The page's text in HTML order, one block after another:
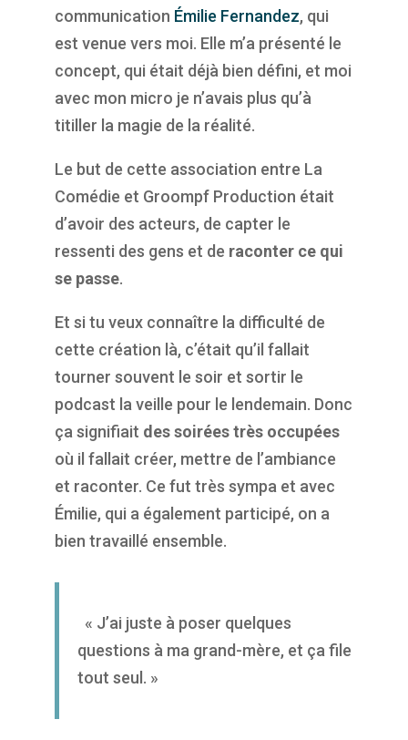
communication Émilie Fernandez, qui
est venue vers moi. Elle m’a présenté le
concept, qui était déjà bien défini, et moi
avec mon micro je n’avais plus qu’à
titiller la magie de la réalité.
Le but de cette association entre La
Comédie et Groompf Production était
d’avoir des acteurs, de capter le
ressenti des gens et de raconter ce qui
se passe.
Et si tu veux connaître la difficulté de
cette création là, c’était qu’il fallait
tourner souvent le soir et sortir le
podcast la veille pour le lendemain. Donc
ça signifiait des soirées très occupées
où il fallait créer, mettre de l’ambiance
et raconter. Ce fut très sympa et avec
Émilie, qui a également participé, on a
bien travaillé ensemble.
« J’ai juste à poser quelques
questions à ma grand-mère, et ça file
tout seul. »